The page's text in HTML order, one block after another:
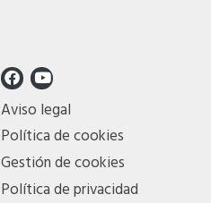
Aviso legal
Política de cookies
Gestión de cookies
Política de privacidad